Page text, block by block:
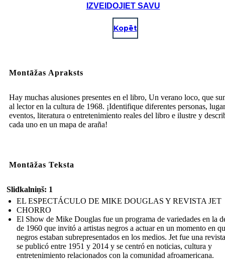
IZVEIDOJIET SAVU
Kopēt
Montāžas Apraksts
Hay muchas alusiones presentes en el libro, Un verano loco, que
al lector en la cultura de 1968. ¡Identifique diferentes personas,
eventos, literatura o entretenimiento reales del libro e ilustre y
cada uno en un mapa de araña!
Montāžas Teksta
Slidkalniņš: 1
EL ESPECTÁCULO DE MIKE DOUGLAS Y REVISTA JET
CHORRO
El Show de Mike Douglas fue un programa de variedades en la
de 1960 que invitó a artistas negros a actuar en un momento en
negros estaban subrepresentados en los medios. Jet fue una
se publicó entre 1951 y 2014 y se centró en noticias, cultura y
entretenimiento relacionados con la comunidad afroamericana.